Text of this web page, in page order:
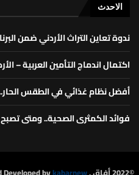
الاحدث
ندوة تعاين التراث الأردني ضمن
اكتمال اندماج التأمين العربية –
أفضل نظام غذائي في الطقس
فوائد الكمثرى الصحية.. ومتى